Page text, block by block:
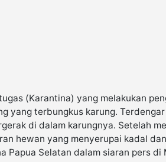
(Karantina) yang melakukan
yang terbungkus karung.
di dalam karungnya. Setelah
hewan yang menyerupai kadal
Papua Selatan dalam siaran pers di